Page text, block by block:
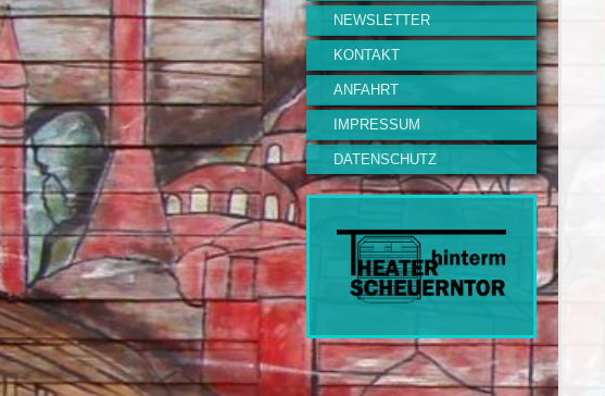
NEWSLETTER
KONTAKT
ANFAHRT
IMPRESSUM
DATENSCHUTZ